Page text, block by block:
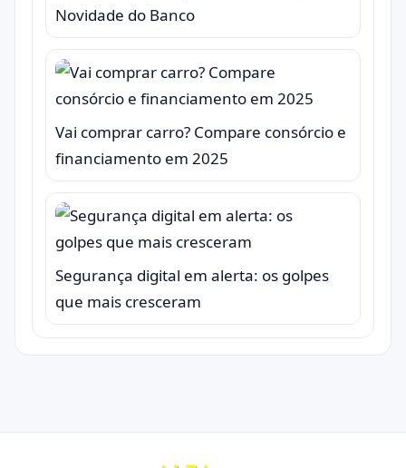
Novidade do Banco
Vai comprar carro? Compare consórcio e
financiamento em 2025
Segurança digital em alerta: os golpes
que mais cresceram